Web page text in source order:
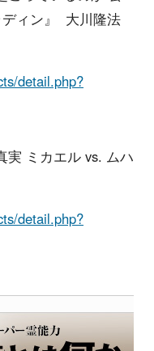
ィン』 大川隆法
detail.php?
実 ミカエル vs. ムハ
detail.php?